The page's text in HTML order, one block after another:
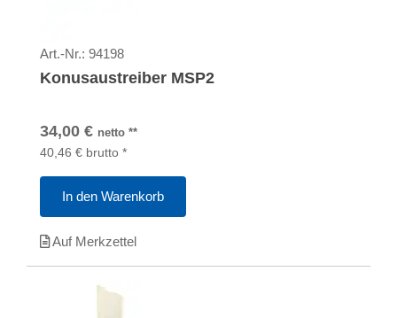
Art.-Nr.: 94198
Konusaustreiber MSP2
34,00 € netto **
40,46 € brutto *
In den Warenkorb
Auf Merkzettel